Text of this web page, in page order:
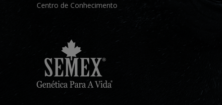
Centro de Conhecimento